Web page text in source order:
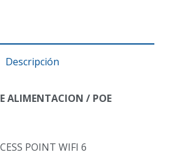
Descripción
ALIMENTACION / POE
POINT WIFI 6